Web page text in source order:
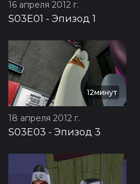
16 апреля 2012 г.
S03E01 - Эпизод 1
12минут
18 апреля 2012 г.
S03E03 - Эпизод 3